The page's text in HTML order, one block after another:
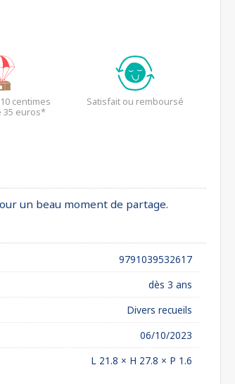
centimes
35 euros*
Satisfait ou remboursé
un beau moment de partage.
9791039532617
dès 3 ans
Divers recueils
06/10/2023
L 21.8 × H 27.8 × P 1.6